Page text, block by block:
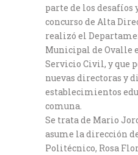
parte de los desafíos
concurso de Alta
realizó el
Municipal de Ovalle
Servicio Civil, y que
nuevas directoras y
establecimientos
comuna.
Se trata de Mario
asume la dirección
Politécnico, Rosa